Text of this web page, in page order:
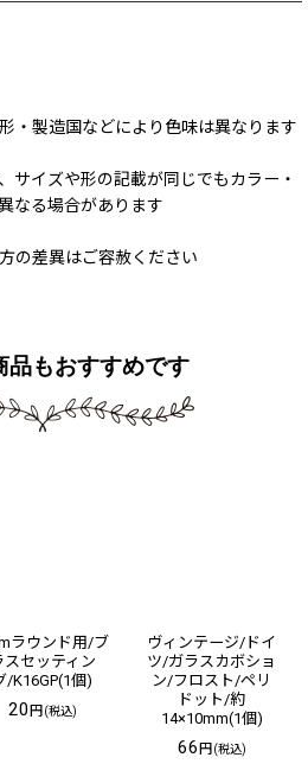
・製造国などにより色味は異なります
サイズや形の記載が同じでもカラー・
なる場合があります
の差異はご容赦ください
品もおすすめです
ラウンド用/ブ
スセッティン
/K16GP(1個)
20円(税込)
ヴィンテージ/ドイ
ツ/ガラスカボショ
ン/フロスト/ペリ
ドット/約
14×10mm(1個)
66円(税込)